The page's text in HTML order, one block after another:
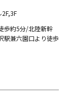
歩約5分/北陸新幹
駅兼六園口より徒歩